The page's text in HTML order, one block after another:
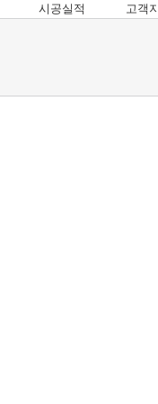
시공실적 고객